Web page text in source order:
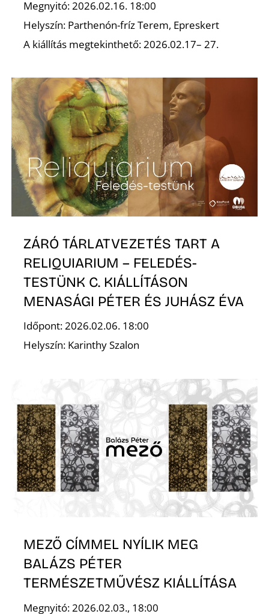
Megnyitó: 2026.02.16. 18:00
Helyszín: Parthenón-fríz Terem, Epreskert
A kiállítás megtekinthető: 2026.02.17– 27.
ZÁRÓ TÁRLATVEZETÉS TART A
RELIQUIARIUM – FELEDÉS-
TESTÜNK C. KIÁLLÍTÁSON
MENASÁGI PÉTER ÉS JUHÁSZ ÉVA
Időpont: 2026.02.06. 18:00
Helyszín: Karinthy Szalon
MEZŐ CÍMMEL NYÍLIK MEG
BALÁZS PÉTER
TERMÉSZETMŰVÉSZ KIÁLLÍTÁSA
Megnyitó: 2026.02.03., 18:00